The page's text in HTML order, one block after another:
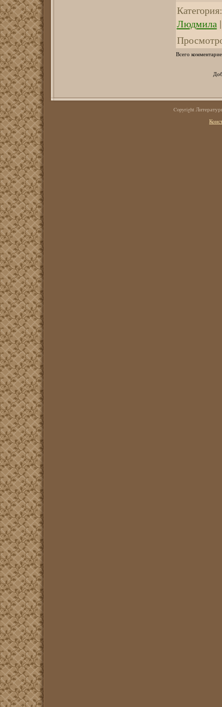
Категория:
Людмила
Всего
Copyright